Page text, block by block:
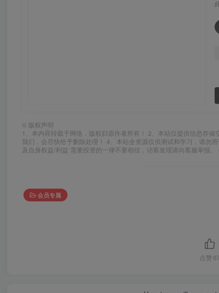
© 版权声明
1、本内容转载于网络，版权归原作者所有！ 2、本站仅提供信息存
我们，会尽快给予删除处理！ 4、本站全资源仅供测试和学习，请勿
及自身权益/利益 需要投资的一律不要相信，访客发现请向客服举报
会员专属
点赞